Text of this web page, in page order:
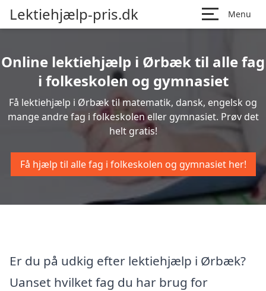
Lektiehjælp-pris.dk Menu
Online lektiehjælp i Ørbæk til alle fag
i folkeskolen og gymnasiet
Få lektiehjælp i Ørbæk til matematik, dansk, engelsk og
mange andre fag i folkeskolen eller gymnasiet. Prøv det
helt gratis!
Få hjælp til alle fag i folkeskolen og gymnasiet her!
Er du på udkig efter lektiehjælp i Ørbæk?
Uanset hvilket fag du har brug for